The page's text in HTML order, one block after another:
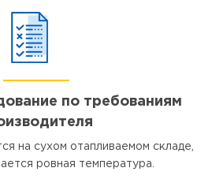
по требованиям
на сухом отапливаемом складе,
ровная температура.